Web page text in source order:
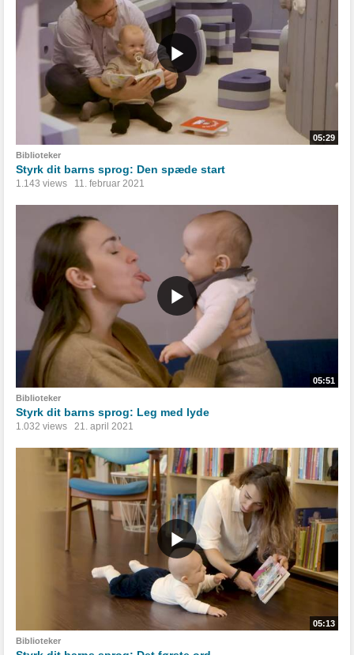
05:29
Biblioteker
Styrk dit barns sprog: Den spæde start
1.143 views 11. februar 2021
05:51
Biblioteker
Styrk dit barns sprog: Leg med lyde
1.032 views 21. april 2021
05:13
Biblioteker